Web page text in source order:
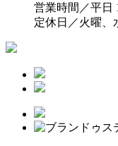
営業時間／平日
定休日／火曜、